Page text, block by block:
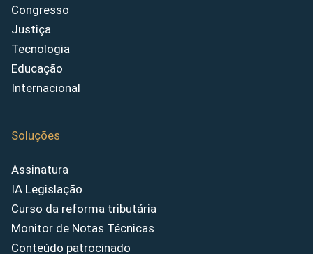
Congresso
Justiça
Tecnologia
Educação
Internacional
Soluções
Assinatura
IA Legislação
Curso da reforma tributária
Monitor de Notas Técnicas
Conteúdo patrocinado